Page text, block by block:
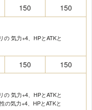
150 150
の 気力+4、HPとATKと
150 150
の 気力+4、HPとATKと
の気力+4、HPとATKと